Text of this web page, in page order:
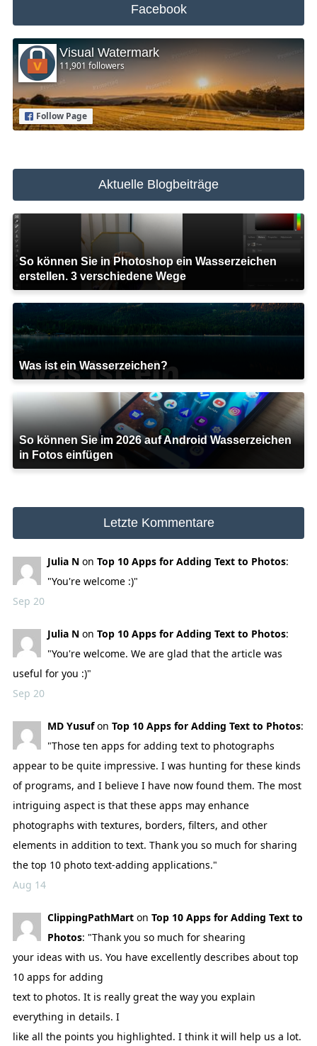
Facebook
Visual Watermark
11,901 followers
Follow Page
Aktuelle Blogbeiträge
So können Sie in Photoshop ein Wasserzeichen
erstellen. 3 verschiedene Wege
Was ist ein Wasserzeichen?
So können Sie im 2026 auf Android Wasserzeichen
in Fotos einfügen
Letzte Kommentare
Julia N on Top 10 Apps for Adding Text to Photos:
"You're welcome :)"
Sep 20
Julia N on Top 10 Apps for Adding Text to Photos:
"You're welcome. We are glad that the article was
useful for you :)"
Sep 20
MD Yusufon Top 10 Apps for Adding Text to Photos:
"Those ten apps for adding text to photographs
appear to be quite impressive. I was hunting for these kinds
of programs, and I believe I have now found them. The most
intriguing aspect is that these apps may enhance
photographs with textures, borders, filters, and other
elements in addition to text. Thank you so much for sharing
the top 10 photo text-adding applications."
Aug 14
ClippingPathMart on Top 10 Apps for Adding Text to
Photos: "Thank you so much for shearing
your ideas with us. You have excellently describes about top
10 apps for adding
text to photos. It is really great the way you explain
everything in details. I
like all the points you highlighted. I think it will help us a lot.